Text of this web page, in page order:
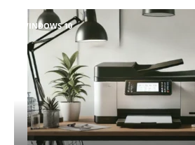
WINDOWS 10